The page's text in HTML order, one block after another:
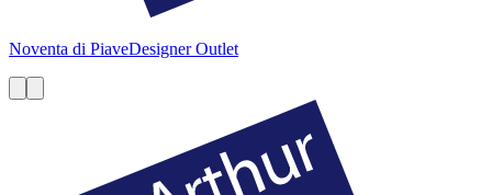
Noventa di PiaveDesigner Outlet